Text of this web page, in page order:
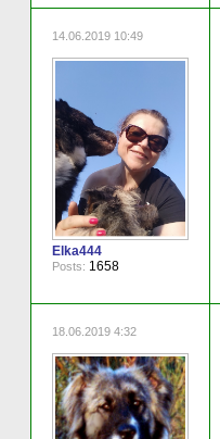
14.06.2019 10:49
Elka444
Posts: 1658
18.06.2019 4:32